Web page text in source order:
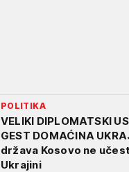
POLITIKA
VELIKI DIPLOMATSKI
GEST DOMAĆINA
država Kosovo ne
Ukrajini